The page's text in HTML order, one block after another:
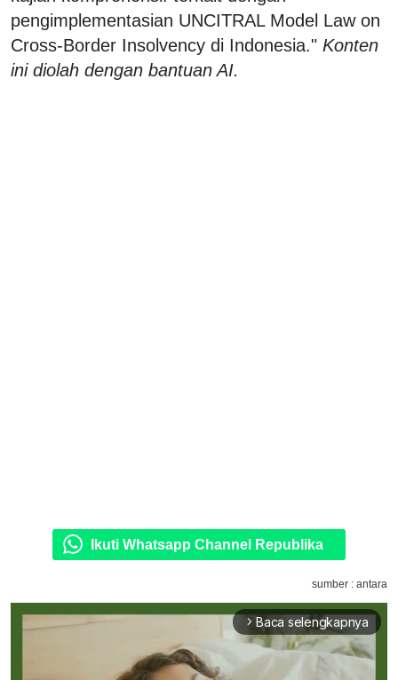
pengimplementasian UNCITRAL Model Law on
Cross-Border Insolvency di Indonesia." Konten
ini diolah dengan bantuan AI.
Ikuti Whatsapp Channel Republika
sumber : antara
arrow_forward_ios Baca selengkapnya